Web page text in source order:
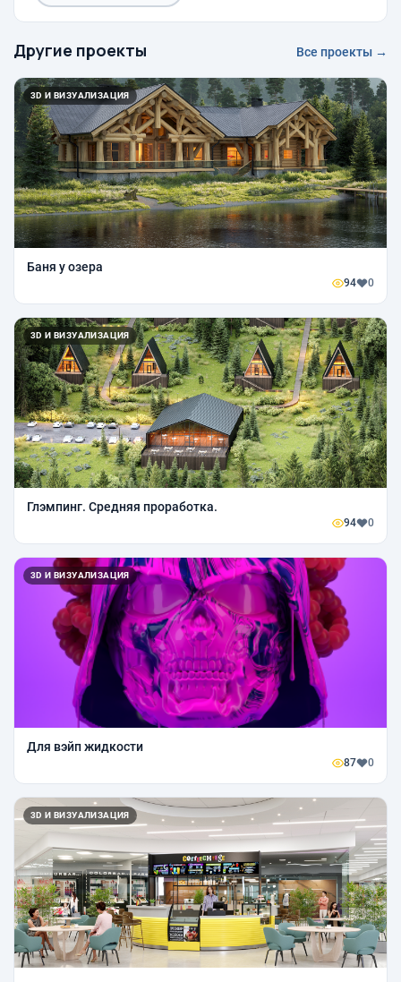
Другие проекты Все проекты →
3D И ВИЗУАЛИЗАЦИЯ
Баня у озера
94 0
3D И ВИЗУАЛИЗАЦИЯ
Глэмпинг. Средняя проработка.
94 0
3D И ВИЗУАЛИЗАЦИЯ
Для вэйп жидкости
87 0
3D И ВИЗУАЛИЗАЦИЯ